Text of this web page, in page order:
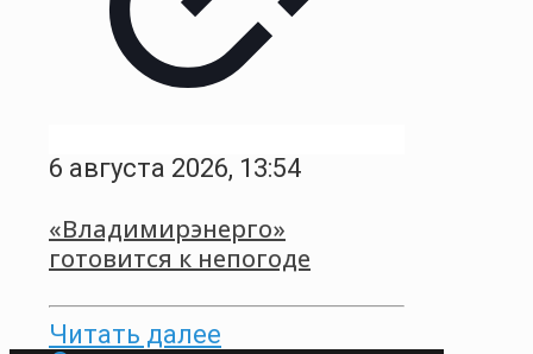
6 августа 2026, 13:54
«Владимирэнерго»
готовится к непогоде
Читать далее